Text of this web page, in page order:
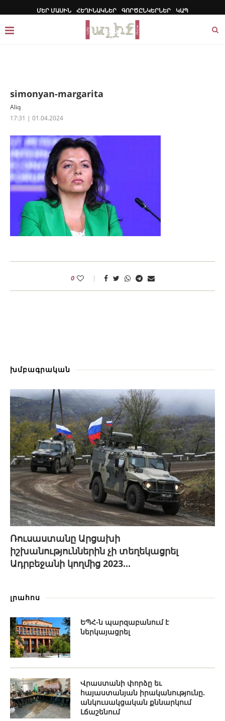
ՄԵՐ ՄԱՍԻՆ ՀԵՂԻՆԱԿՆԵՐ ԳՈՐԾԸՆԿԵՐՆԵՐ ԿԱՊ
simonyan-margarita
Aliq
17:31 | 01.04.2024
0
խմբագրական
Ռուսաստանը Արցախի
իշխանություններին չի տեղեկացրել
Ադրբեջանի կողմից 2023...
լրահոս
ԵՊՀ-ն պարզաբանում է
ներկայացրել
Վրաստանի փորձը եւ
հայաստանյան իրականությունը.
անկուսակցական քննարկում
Լճաշենում